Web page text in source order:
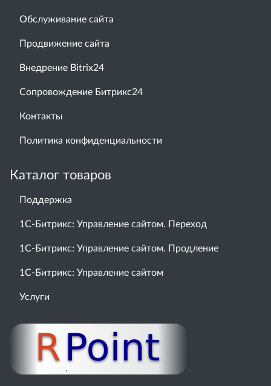
Обслуживание сайта
Продвижение сайта
Внедрение Bitrix24
Сопровождение Битрикс24
Контакты
Политика конфиденциальности
Каталог товаров
Поддержка
1С-Битрикс: Управление сайтом. Переход
1С-Битрикс: Управление сайтом. Продление
1С-Битрикс: Управление сайтом
Услуги